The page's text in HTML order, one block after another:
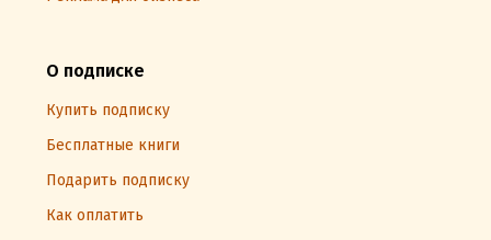
О подписке
Купить подписку
Бесплатные книги
Подарить подписку
Как оплатить